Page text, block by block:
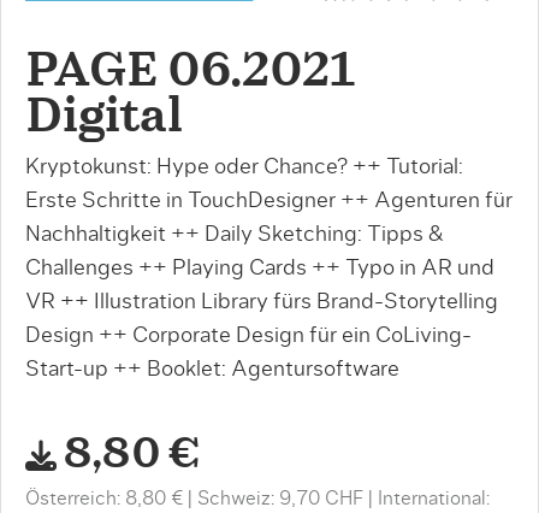
PAGE 06.2021
Digital
Kryptokunst: Hype oder Chance? ++ Tutorial:
Erste Schritte in TouchDesigner ++ Agenturen für
Nachhaltigkeit ++ Daily Sketching: Tipps &
Challenges ++ Playing Cards ++ Typo in AR und
VR ++ Illustration Library fürs Brand-Storytelling
Design ++ Corporate Design für ein CoLiving-
Start-up ++ Booklet: Agentursoftware
8,80 €
Österreich: 8,80 € Schweiz: 9,70 CHF
International: